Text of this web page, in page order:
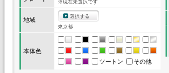
※現在未選択です
地域
選択する
東京都
本体色
ツートン
その他